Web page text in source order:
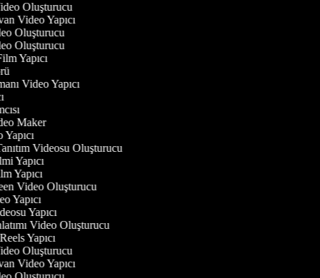
Oluşturucu
Video Yapıcı
Oluşturucu
Oluşturucu
Yapıcı
Video Yapıcı
Maker
Yapıcı
Videosu Oluşturucu
Yapıcı
Yapıcı
Video Oluşturucu
Yapıcı
Yapıcı
Video Oluşturucu
Yapıcı
Oluşturucu
Video Yapıcı